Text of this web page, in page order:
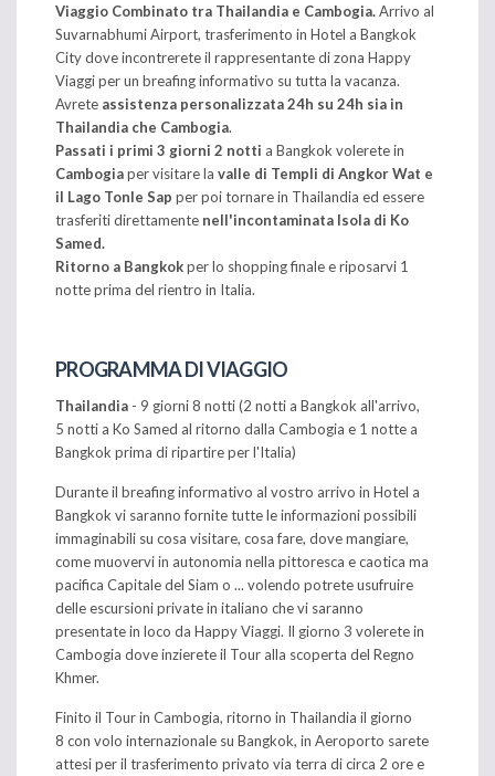
Viaggio Combinato tra Thailandia e Cambogia.Arrivo al
Suvarnabhumi Airport, trasferimento in Hotel a Bangkok
City dove incontrerete il rappresentante di zona Happy
Viaggi per un breafing informativo su tutta la vacanza.
Avrete assistenza personalizzata 24h su 24h sia in
Thailandia che Cambogia.
Passati i primi 3 giorni 2 notti a Bangkok volerete in
Cambogiaper visitare la valle di Templi di Angkor Wat e
il Lago Tonle Sap per poi tornare in Thailandia ed essere
trasferiti direttamente nell'incontaminata Isola di Ko
Samed.
Ritorno a Bangkokper lo shopping finale e riposarvi 1
notte prima del rientro in Italia.
PROGRAMMA DI VIAGGIO
Thailandia - 9 giorni 8 notti (2 notti a Bangkok all'arrivo,
5 notti a Ko Samed al ritorno dalla Cambogia e 1 notte a
Bangkok prima di ripartire per l'Italia)
Durante il breafing informativo al vostro arrivo in Hotel a
Bangkok vi saranno fornite tutte le informazioni possibili
immaginabili su cosa visitare, cosa fare, dove mangiare,
come muovervi in autonomia nella pittoresca e caotica ma
pacifica Capitale del Siam o ... volendo potrete usufruire
delle escursioni private in italiano che vi saranno
presentate in loco da Happy Viaggi. Il giorno 3 volerete in
Cambogia dove inzierete il Tour alla scoperta del Regno
Khmer.
Finito il Tour in Cambogia, ritorno in Thailandia il giorno
8 con volo internazionale su Bangkok, in Aeroporto sarete
attesi per il trasferimento privato via terra di circa 2 ore e